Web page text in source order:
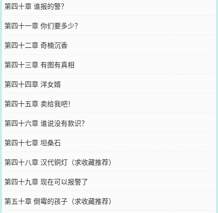
第四十章 谁报的警？
第四十一章 你们要多少？
第四十二章 奇楠沉香
第四十三章 有图有真相
第四十四章 洋女婿
第四十五章 卖给我吧！
第四十六章 谁说没有款识？
第四十七章 坦桑石
第四十八章 汉代铜灯（求收藏推荐）
第四十九章 现在可以报警了
第五十章 倒霉的孩子（求收藏推荐）